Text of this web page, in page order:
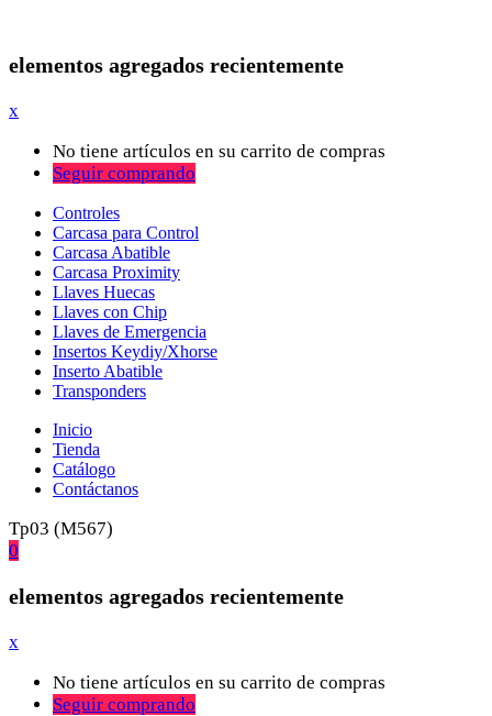
elementos agregados recientemente
x
No tiene artículos en su carrito de compras
Seguir comprando
Controles
Carcasa para Control
Carcasa Abatible
Carcasa Proximity
Llaves Huecas
Llaves con Chip
Llaves de Emergencia
Insertos Keydiy/Xhorse
Inserto Abatible
Transponders
Inicio
Tienda
Catálogo
Contáctanos
Tp03 (M567)
0
elementos agregados recientemente
x
No tiene artículos en su carrito de compras
Seguir comprando